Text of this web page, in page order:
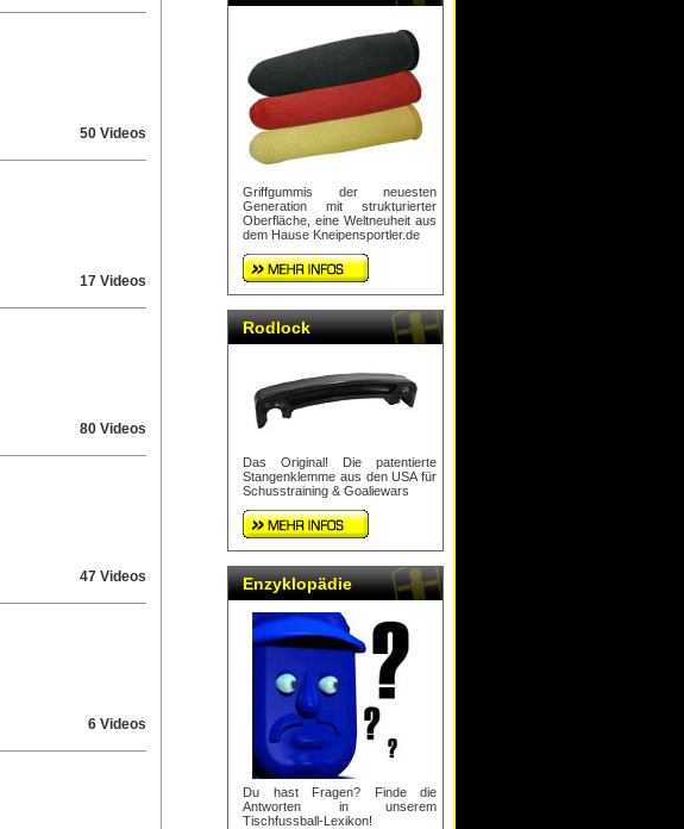
50 Videos
17 Videos
80 Videos
47 Videos
6 Videos
Griffgummis der neuesten
Generation mit strukturierter
Oberfläche, eine Weltneuheit aus
dem Hause Kneipensportler.de
Rodlock
Das Original! Die patentierte
Stangenklemme aus den USA für
Schusstraining & Goaliewars
Enzyklopädie
Du hast Fragen? Finde die
Antworten in unserem
Tischfussball-Lexikon!